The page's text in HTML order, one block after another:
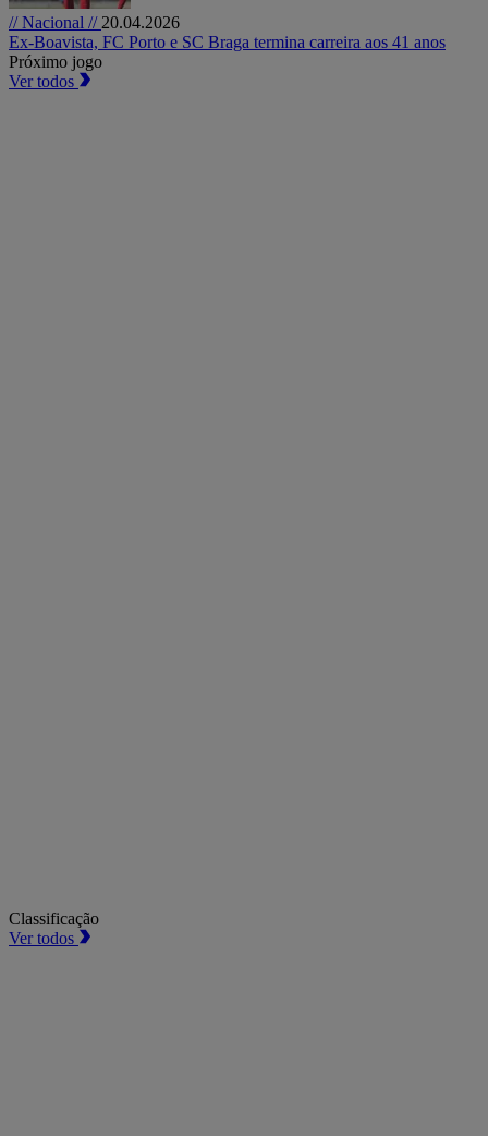
// Nacional // 20.04.2026
Ex-Boavista, FC Porto e SC Braga termina carreira aos 41 anos
Próximo jogo
Ver todos
Classificação
Ver todos